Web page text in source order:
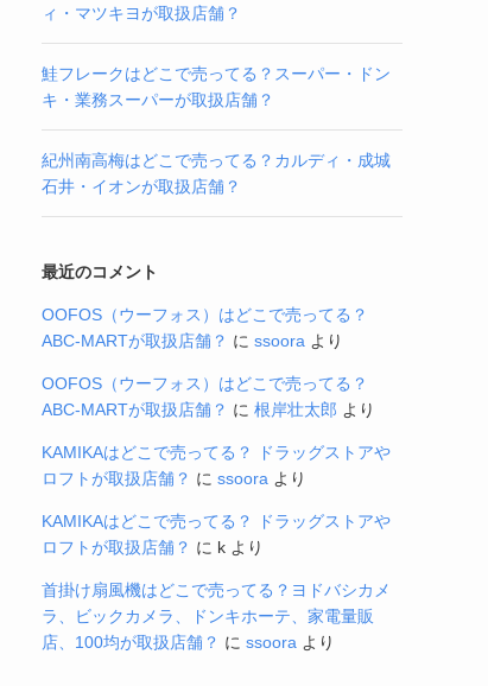
ィ・マツキヨが取扱店舗？
鮭フレークはどこで売ってる？スーパー・ドン
キ・業務スーパーが取扱店舗？
紀州南高梅はどこで売ってる？カルディ・成城
石井・イオンが取扱店舗？
最近のコメント
OOFOS（ウーフォス）はどこで売ってる？
ABC-MARTが取扱店舗？ に ssoora より
OOFOS（ウーフォス）はどこで売ってる？
ABC-MARTが取扱店舗？ に 根岸壮太郎 より
KAMIKAはどこで売ってる？ ドラッグストアや
ロフトが取扱店舗？ に ssoora より
KAMIKAはどこで売ってる？ ドラッグストアや
ロフトが取扱店舗？ に k より
首掛け扇風機はどこで売ってる？ヨドバシカメ
ラ、ビックカメラ、ドンキホーテ、家電量販
店、100均が取扱店舗？ に ssoora より